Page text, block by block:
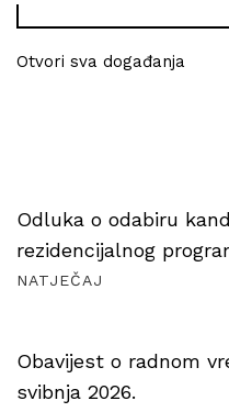
Otvori sva događanja
Odluka o odabiru
rezidencijalnog
NATJEČAJ
Obavijest o radnom
svibnja 2026.